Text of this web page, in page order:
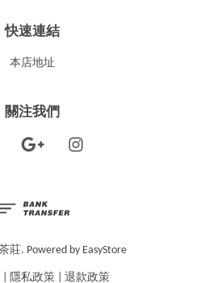
快速連結
本店地址
關注我們
Facebook Google
莊. Powered by EasyStore
隱私政策 退款政策